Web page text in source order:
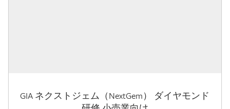
GIA ネクストジェム（NextGem） ダイヤモンド